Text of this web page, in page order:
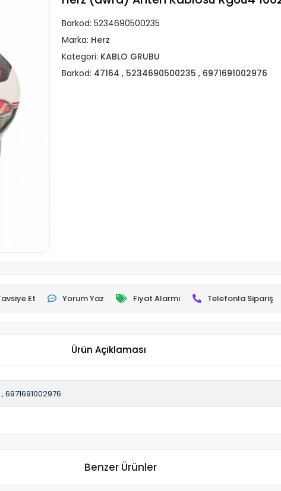
Barkod: 5234690500235
Marka: Herz
Kategori: KABLO GRUBU
Barkod: 47164 , 5234690500235 , 6971691002976
Et Yorum Yaz Fiyat Alarmı Telefonla Sipariş
Ürün Açıklaması
, 6971691002976
Benzer Ürünler